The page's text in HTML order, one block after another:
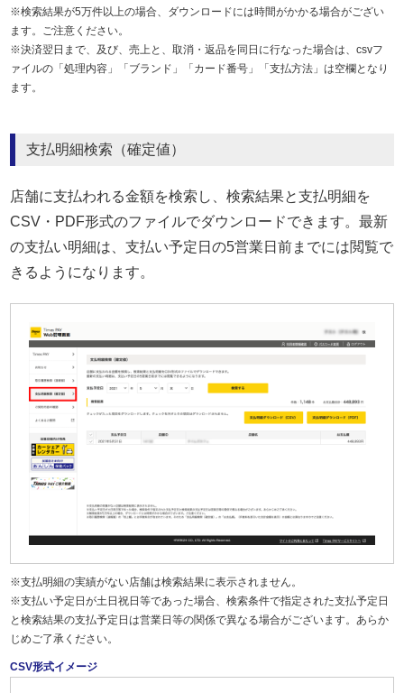
※検索結果が5万件以上の場合、ダウンロードには時間がかかる場合がござい
ます。ご注意ください。
※決済翌日まで、及び、売上と、取消・返品を同日に行なった場合は、csvフ
ァイルの「処理内容」「ブランド」「カード番号」「支払方法」は空欄となり
ます。
支払明細検索（確定値）
店舗に支払われる金額を検索し、検索結果と支払明細を
CSV・PDF形式のファイルでダウンロードできます。最新
の支払い明細は、支払い予定日の5営業日前までには閲覧で
きるようになります。
※支払明細の実績がない店舗は検索結果に表示されません。
※支払い予定日が土日祝日等であった場合、検索条件で指定された支払予定日
と検索結果の支払予定日は営業日等の関係で異なる場合がございます。あらか
じめご了承ください。
CSV形式イメージ